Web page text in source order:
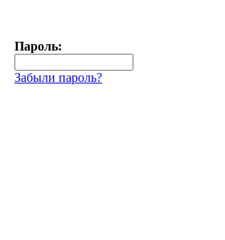
Пароль:
Забыли пароль?